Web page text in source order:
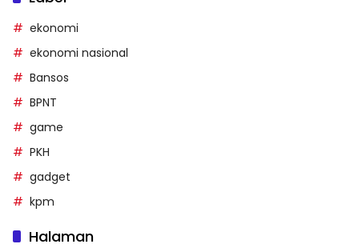
ekonomi
ekonomi nasional
Bansos
BPNT
game
PKH
gadget
kpm
Halaman